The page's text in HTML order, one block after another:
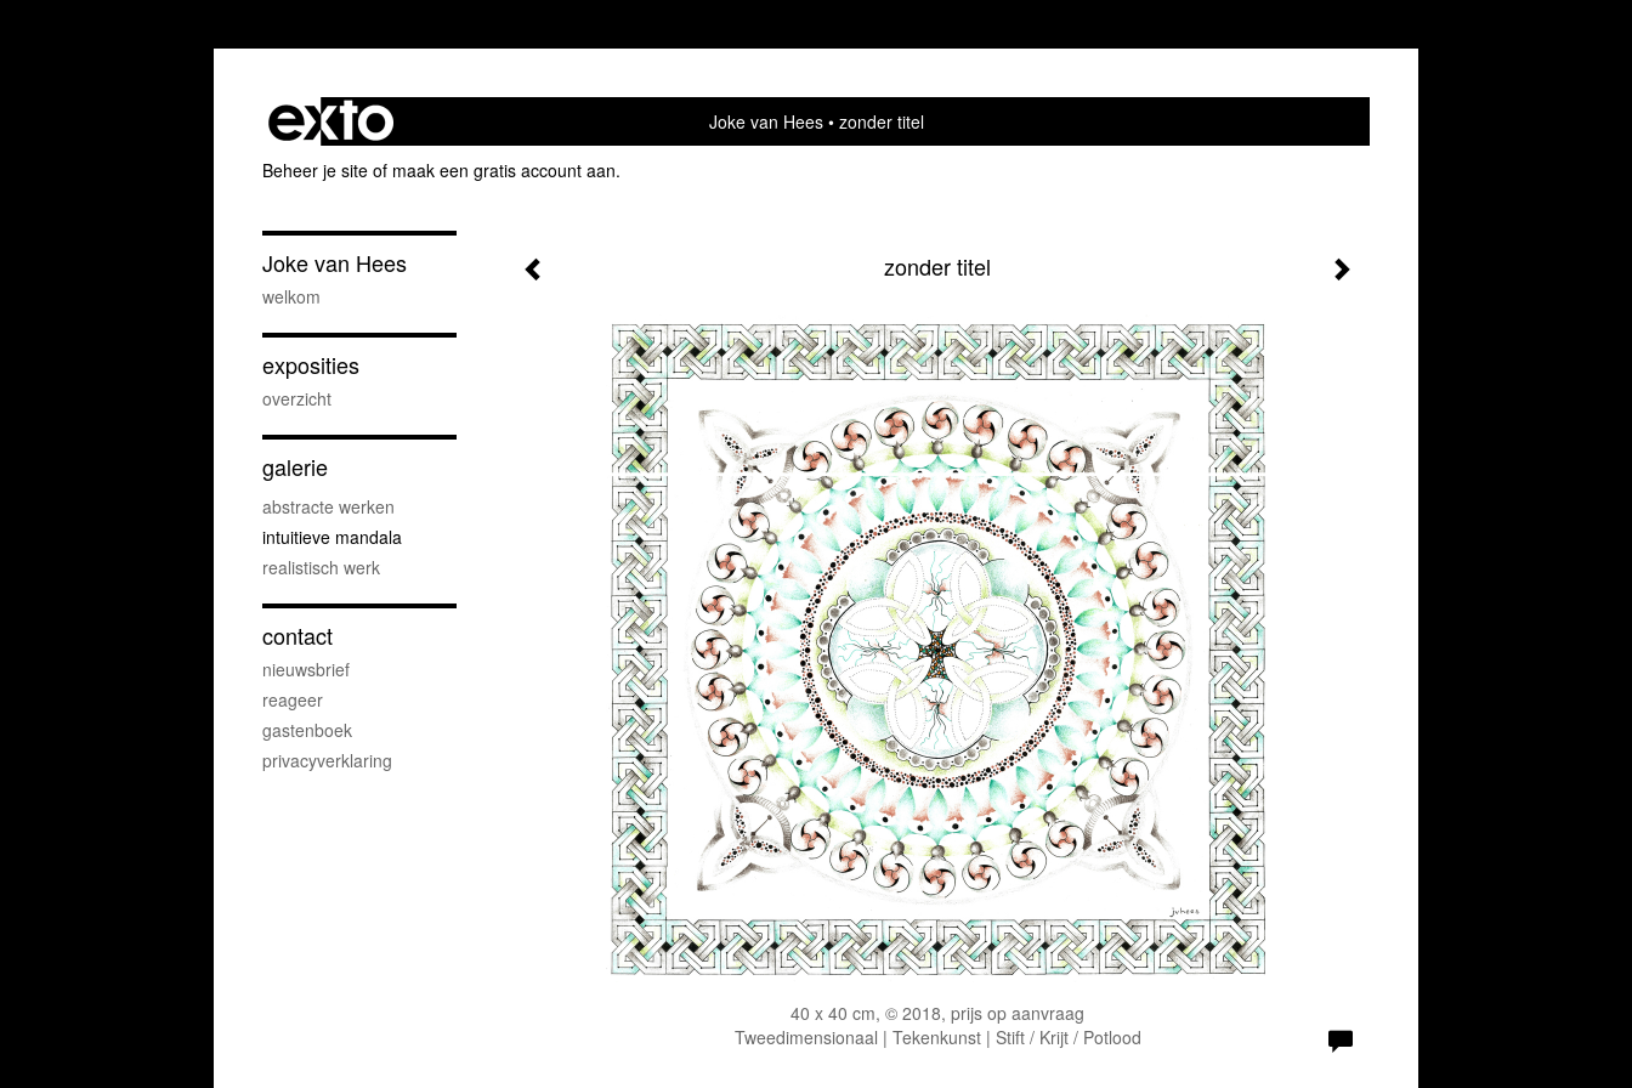
Joke van Hees
zonder titel
Beheer je site of maak een gratis account aan.
zonder titel
40 x 40 cm, © 2018, prijs op aanvraag
Tweedimensionaal | Tekenkunst | Stift / Krijt / Potlood
Joke van Hees
welkom
exposities
overzicht
galerie
abstracte werken
intuitieve mandala
realistisch werk
contact
nieuwsbrief
reageer
gastenboek
privacyverklaring